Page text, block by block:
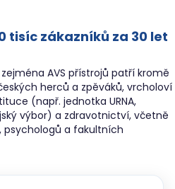
tisíc zákazníků za 30 let
AVS přístrojů patří kromě
herců a zpěváků, vrcholoví
(např. jednotka URNA,
výbor) a zdravotnictví, včetně
psychologů a fakultních